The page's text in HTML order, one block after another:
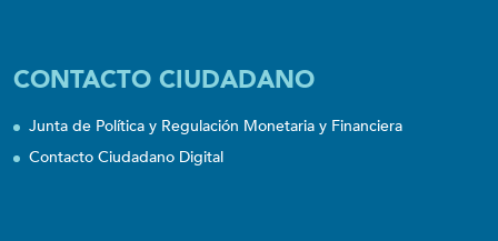
CONTACTO CIUDADANO
Junta de Política y Regulación Monetaria y Financiera
Contacto Ciudadano Digital